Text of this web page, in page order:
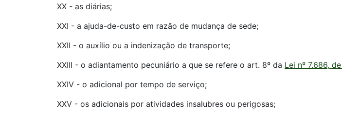
XX - as diárias;
XXI - a ajuda-de-custo em razão de mudança de sede;
XXII - o auxílio ou a indenização de transporte;
XXIII - o adiantamento pecuniário a que se refere o art. 8º da Lei nº 7.686,
XXIV - o adicional por tempo de serviço;
XXV - os adicionais por atividades insalubres ou perigosas;